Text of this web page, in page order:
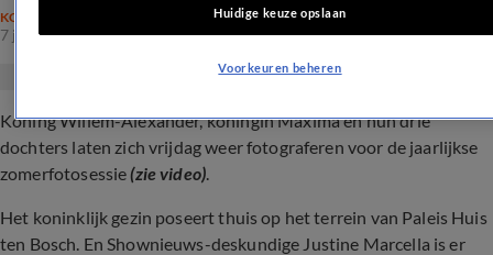
KONINKLIJK HUIS
7 juni 2024, 11:48
Koning Willem-Alexander, koningin Máxima en hun drie
dochters laten zich vrijdag weer fotograferen voor de jaarlijkse
zomerfotosessie(zie video).
Het koninklijk gezin poseert thuis op het terrein van Paleis Huis
ten Bosch. En Shownieuws-deskundige Justine Marcella is er
Huidige keuze opslaan
Voorkeuren beheren